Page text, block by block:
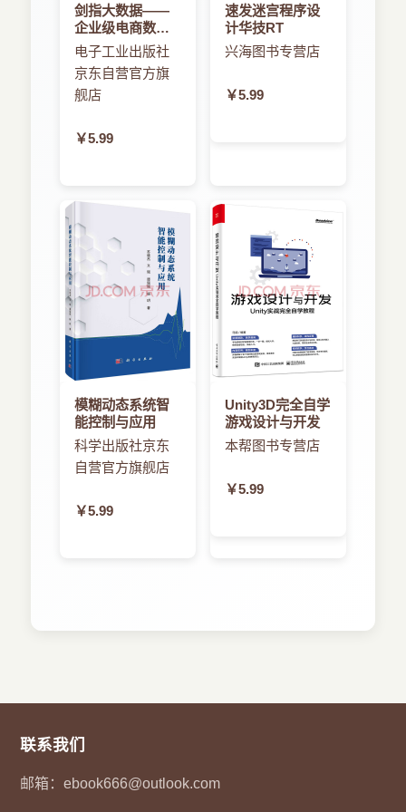
剑指大数据――
企业级电商数据
仓库项目实战
电子工业出版社
京东自营官方旗
舰店
￥5.99
速发迷宫程序设
计华技RT
兴海图书专营店
￥5.99
模糊动态系统智
能控制与应用
科学出版社京东
自营官方旗舰店
￥5.99
Unity3D完全自学
游戏设计与开发
本帮图书专营店
￥5.99
联系我们
邮箱：ebook666@outlook.com